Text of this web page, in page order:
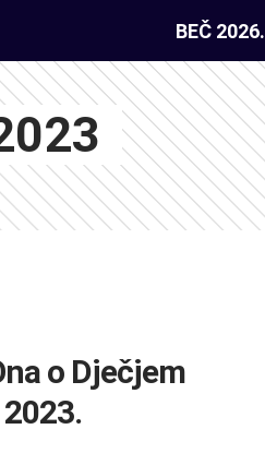
BEČ 2026.
o Dječjem